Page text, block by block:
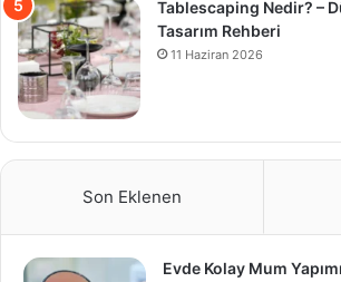
Tablescaping Nedir? –
Tasarım Rehberi
11 Haziran 2026
Son Eklenen
Evde Kolay Mum